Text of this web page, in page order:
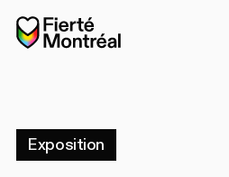
Aller à la navigation
Aller à la navigation
Aller au contenu
Accueil
Exposition